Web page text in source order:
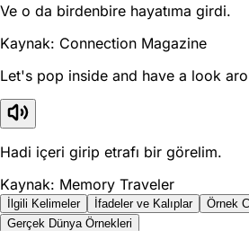
Ve o da birdenbire hayatıma girdi.
Kaynak: Connection Magazine
Let's pop inside and have a look
Hadi içeri girip etrafı bir görelim.
Kaynak: Memory Traveler
İlgili Kelimeler İfadeler ve Kalıplar
Örnek
Gerçek Dünya Örnekleri